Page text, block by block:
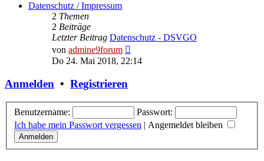
Datenschutz / Impressum
2 Themen
2 Beiträge
Letzter Beitrag Datenschutz - DSVGO
von admine9forum
Beitrag
Do 24. Mai 2018, 22:14
Anmelden • Registrieren
Benutzername:
Passwort:
Ich habe mein Passwort vergessen | Angemeldet bleiben